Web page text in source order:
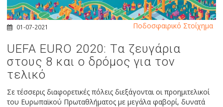
01-07-2021
UEFA EURO 2020: Τα ζευγάρια
στους 8 και ο δρόμος για τον
τελικό
Σε τέσσερις διαφορετικές πόλεις διεξάγονται οι προημιτελικοί
του Ευρωπαϊκού Πρωταθλήματος με μεγάλα φαβορί, δυνατά
Ποδοσφαιρικό Στοίχημα